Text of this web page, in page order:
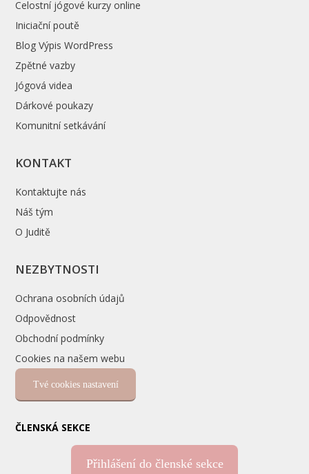
Celostní jógové kurzy online
Iniciační poutě
Blog Výpis WordPress
Zpětné vazby
Jógová videa
Dárkové poukazy
Komunitní setkávání
KONTAKT
Kontaktujte nás
Náš tým
O Juditě
NEZBYTNOSTI
Ochrana osobních údajů
Odpovědnost
Obchodní podmínky
Cookies na našem webu
Tvé cookies nastavení
ČLENSKÁ SEKCE
Přihlášení do členské sekce